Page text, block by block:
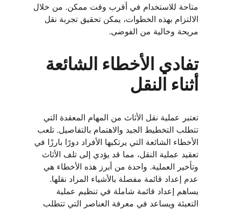
متاحة للاستخدام في أقرب وقت ممكن. من خلال
الالتزام بهذه الخطوات، يمكن تحقيق تجربة نقل
مريحة وخالية من الفوضى.
تفادي الأخطاء الشائعة
أثناء النقل
تعتبر عملية نقل الأثاث من المهام المعقدة التي
تتطلب التخطيط الجيد والاهتمام بالتفاصيل. تلعب
الأخطاء الشائعة التي يرتكبها الأفراد دورًا بارزًا في
تعقيد عملية النقل، مما قد يؤدي إلى تلف الأثاث
وتأخير العملية. واحدة من أبرز هذه الأخطاء هي
عدم إعداد قائمة مفصلة بالأشياء المراد نقلها.
يساهم إعداد قائمة شاملة في تنظيم عملية
التعبئة ويساعد في معرفة العناصر التي تتطلب